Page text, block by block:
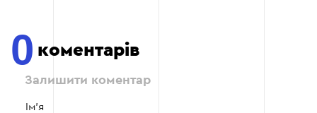
0 коментарів
Залишити коментар
Ім'я